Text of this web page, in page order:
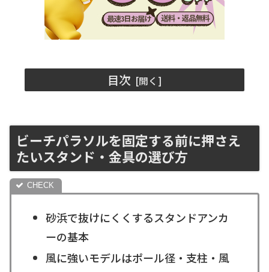
目次
ビーチパラソルを固定する前に押さえ
たいスタンド・金具の選び方
砂浜で抜けにくくするスタンドアンカ
ーの基本
風に強いモデルはポール径・支柱・風